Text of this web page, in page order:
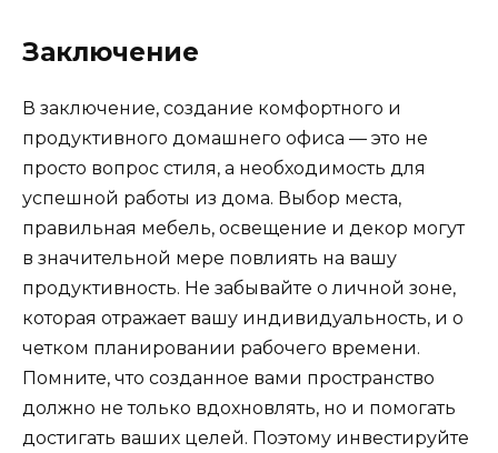
Заключение
В заключение, создание комфортного и
продуктивного домашнего офиса — это не
просто вопрос стиля, а необходимость для
успешной работы из дома. Выбор места,
правильная мебель, освещение и декор могут
в значительной мере повлиять на вашу
продуктивность. Не забывайте о личной зоне,
которая отражает вашу индивидуальность, и о
четком планировании рабочего времени.
Помните, что созданное вами пространство
должно не только вдохновлять, но и помогать
достигать ваших целей. Поэтому инвестируйте